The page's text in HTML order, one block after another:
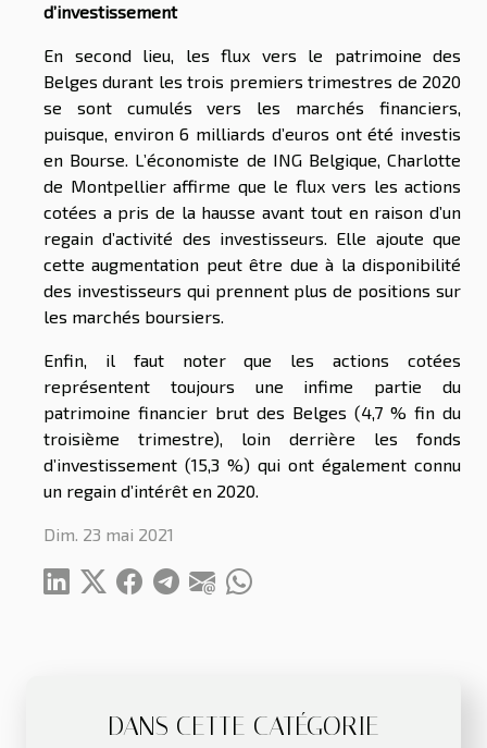
DANS CETTE CATÉGORIE
d’investissement
En second lieu, les flux vers le patrimoine des
Belges durant les trois premiers trimestres de 2020
se sont cumulés vers les marchés financiers,
puisque, environ 6 milliards d’euros ont été investis
en Bourse. L’économiste de ING Belgique, Charlotte
de Montpellier affirme que le flux vers les actions
cotées a pris de la hausse avant tout en raison d’un
regain d’activité des investisseurs. Elle ajoute que
cette augmentation peut être due à la disponibilité
des investisseurs qui prennent plus de positions sur
les marchés boursiers.
Enfin, il faut noter que les actions cotées
représentent toujours une infime partie du
patrimoine financier brut des Belges (4,7 % fin du
troisième trimestre), loin derrière les fonds
d’investissement (15,3 %) qui ont également connu
un regain d’intérêt en 2020.
Dim. 23 mai 2021